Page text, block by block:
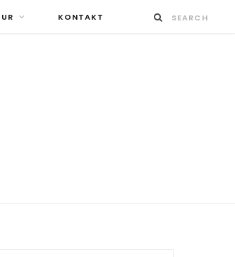
KONTAKT